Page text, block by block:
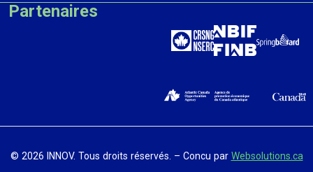
Partenaires
© 2026 INNOV. Tous droits réservés. – Concu par Websolutions.ca